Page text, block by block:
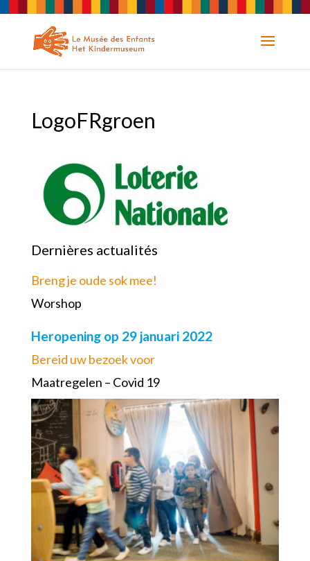
LogoFRgroen
Dernières actualités
Breng je oude sok mee!
Worshop
Heropening op 29 januari 2022
Bereid uw bezoek voor
Maatregelen – Covid 19